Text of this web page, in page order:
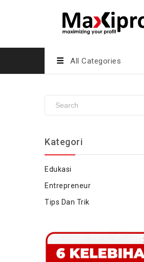
All Categories
Kategori
Edukasi
Entrepreneur
Tips Dan Trik